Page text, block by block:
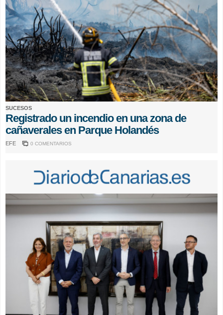
SUCESOS
Registrado un incendio en una zona de
cañaverales en Parque Holandés
EFE 0 COMENTARIOS